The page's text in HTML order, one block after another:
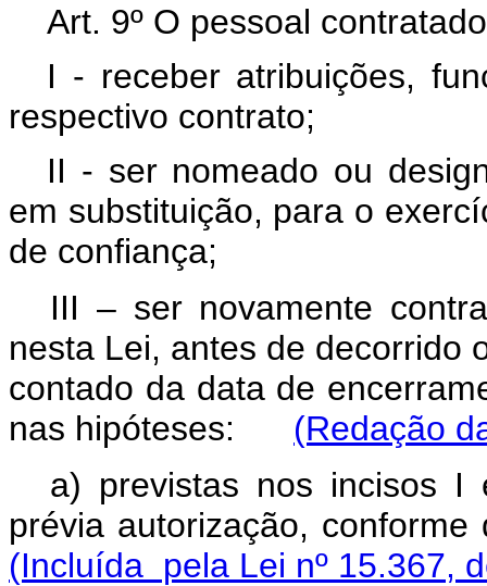
Art. 9º O pessoal
I - receber atribuições,
respectivo contrato;
II - ser nomeado ou
em substituição, para o
de confiança;
III – ser novamente
nesta Lei, antes de decorrido
contado da data de
nas hipóteses:
(Redação
a) previstas nos incisos
prévia autorização,
(Incluída pela Lei nº 15.367,